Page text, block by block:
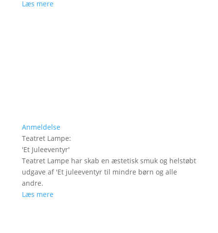
Læs mere
Anmeldelse
Teatret Lampe:
'Et Juleeventyr'
Teatret Lampe har skab en æstetisk smuk og helstøbt
udgave af 'Et juleeventyr til mindre børn og alle
andre.
Læs mere